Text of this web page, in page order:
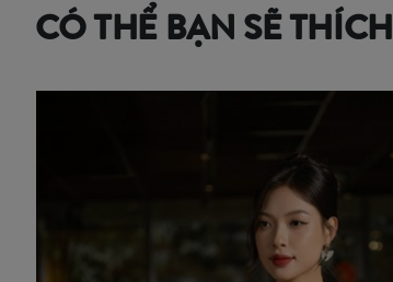
CÓ THỂ BẠN SẼ THÍCH